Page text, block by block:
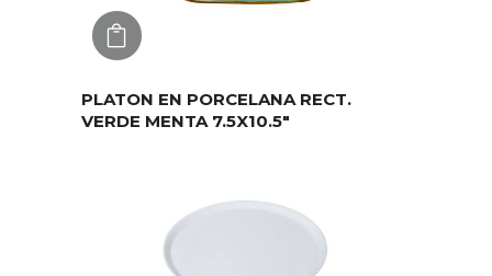
PLATON EN PORCELANA RECT.
VERDE MENTA 7.5X10.5″